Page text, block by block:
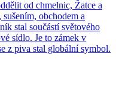
od chmelnic, Žatce a
obchodem a
stal součástí světového
sídlo. Je to zámek v
z piva stal globální symbol.